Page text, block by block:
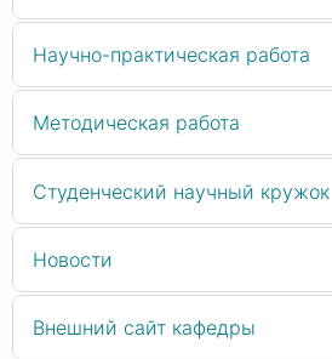
Научно-практическая работа
Методическая работа
Студенческий научный кружок
Новости
Внешний сайт кафедры